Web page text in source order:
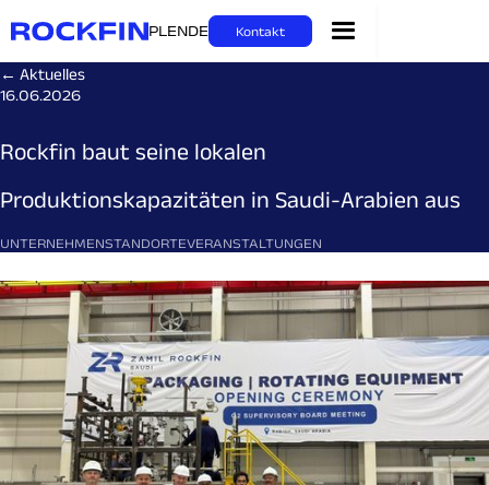
PL ENDE Kontakt
← Aktuelles
16.06.2026
Rockfin baut seine lokalen
Produktionskapazitäten in Saudi-Arabien aus
UNTERNEHMENSTANDORTEVERANSTALTUNGEN